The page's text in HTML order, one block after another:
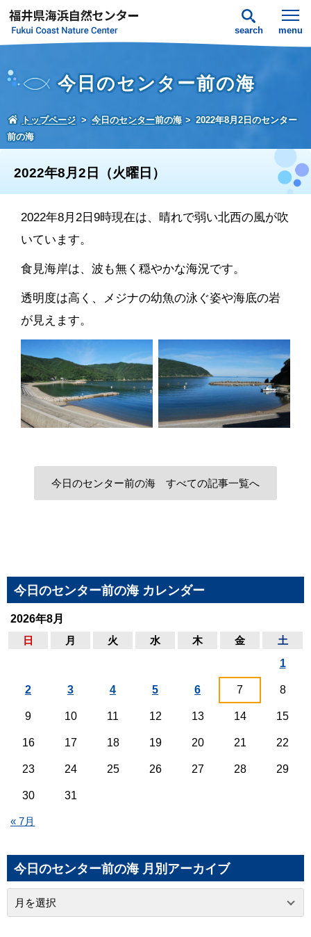
search menu
今日のセンター前の海
トップページ 今日のセンター前の海
2022年8月2日のセンター
前の海
2022年8月2日（火曜日）
2022年8月2日9時現在は、晴れで弱い北西の風が吹
いています。
食見海岸は、波も無く穏やかな海況です。
透明度は高く、メジナの幼魚の泳ぐ姿や海底の岩
が見えます。
今日のセンター前の海 すべての記事一覧へ
今日のセンター前の海 カレンダー
2026年8月
日
月 火 水 木 金 土
« 7月
1
2 3 4 5 6 7 8
9 10 11 12 13 14 15
16 17 18 19 20 21 22
23 24 25 26 27 28 29
30 31
今日のセンター前の海 月別アーカイブ